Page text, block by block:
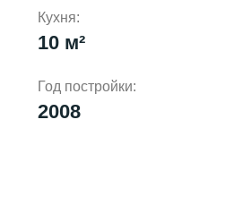
Кухня:
10 м²
Год постройки:
2008